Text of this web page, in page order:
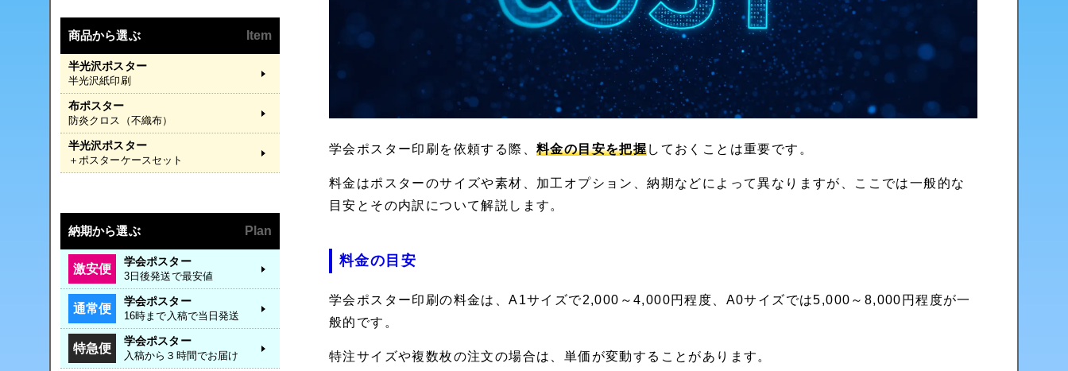
学会ポスター印刷を依頼する際、 料金の目安を把握しておくことは重要です。
料金はポスターのサイズや素材、加工オプション、納期などによって異なりますが、ここでは一般的な
目安とその内訳について解説します。
料金の目安
学会ポスター印刷の料金は、A1サイズで2,000～4,000円程度、A0サイズでは5,000～8,000円程度が一
般的です。
特注サイズや複数枚の注文の場合は、単価が変動することがあります。
商品から選ぶ Item
半光沢ポスター
半光沢紙印刷
布ポスター
防炎クロス（不織布）
半光沢ポスター
＋ポスターケースセット
納期から選ぶ Plan
激安便
学会ポスター
3日後発送で最安値
通常便
学会ポスター
16時まで入稿で当日発送
特急便
学会ポスター
入稿から３時間でお届け